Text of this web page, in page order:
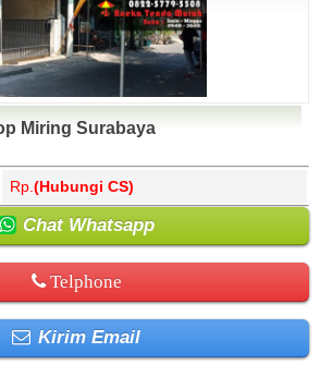
Miring Surabaya
Rp. (Hubungi CS)
Chat Whatsapp
Telphone
Kirim Email